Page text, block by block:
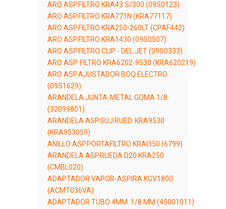
ARO ASP.FILTRO KRA43 S/300 (09S0123)
ARO ASP.FILTRO KRA771N (KRA77117)
ARO ASP.FILTRO KRA250-260LT (CPAF442)
ARO ASP.FILTRO KRA1430 (09S0507)
ARO ASP.FILTRO CLIP - DEL.JET (09S0333)
ARO ASP. FILTRO KRA6202-9530 (KRA620219)
ARO ASP.AJUSTADOR BOQ.ELECTRO
(09S1629)
ARANDELA JUNTA-METAL GOMA 1/8
(32099801)
ARANDELA ASP.SUJ.RUED. KRA9530
(KRA953059)
ANILLO ASP.PORTAFILTRO KRAI350 (6799)
ARANDELA ASP.RUEDA D20 KRA250
(CMBL020)
ADAPTADOR VAPOR-ASPIRA.KGV1800
(ACMT036VA)
ADAPTADOR TUBO 4MM. 1/8 MM (45001011)